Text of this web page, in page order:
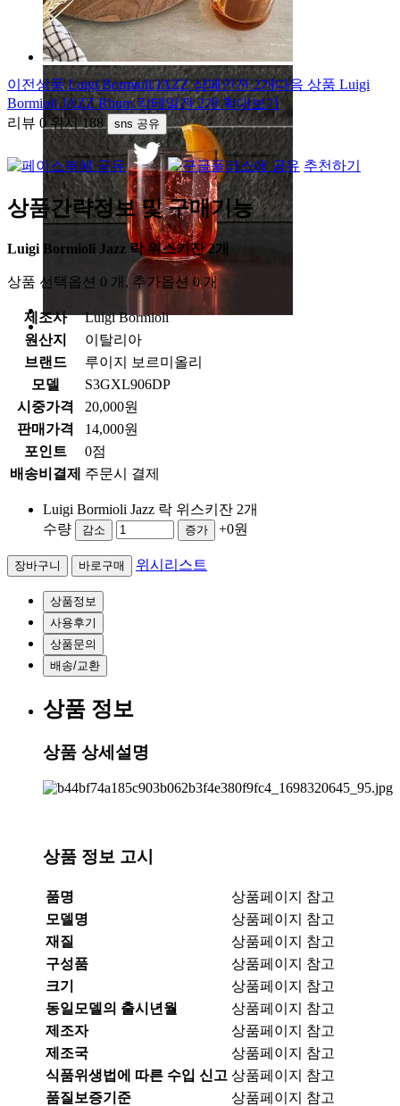
이전상품Luigi Bormioli JAZZ 샴페인잔 2개다음 상품 Luigi
Bormioli JAZZ Rhum 칵테일잔 2개 확대보기
리뷰 0위시188 sns 공유
추천하기
상품간략정보 및 구매기능
Luigi Bormioli Jazz 락 위스키잔 2개
상품 선택옵션 0 개, 추가옵션 0 개
제조사
Luigi Bormioli
원산지
이탈리아
브랜드
루이지 보르미올리
모델
S3GXL906DP
시중가격
20,000원
판매가격
14,000원
포인트
0점
배송비결제
주문시 결제
Luigi Bormioli Jazz 락 위스키잔 2개
수량
감소 증가 +0원
위시리스트
상품정보
사용후기
상품문의
배송/교환
상품 정보
상품 상세설명
상품 정보 고시
품명
상품페이지 참고
모델명
상품페이지 참고
재질
상품페이지 참고
구성품
상품페이지 참고
크기
상품페이지 참고
동일모델의 출시년월
상품페이지 참고
제조자
상품페이지 참고
제조국
상품페이지 참고
식품위생법에 따른 수입 신고 상품페이지 참고
품질보증기준
상품페이지 참고